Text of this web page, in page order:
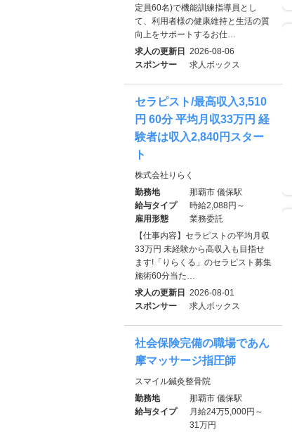
定員60名)で機能訓練指導員とし
て、利用者様の健康維持と生活の質
向上をサポートするお仕…
求人の更新日 2026-08-06
スポンサー
求人ボックス
セラピスト/最高収入3,510
円 60分 平均月収33万円 経
験者は収入2,840円スター
ト
株式会社りらく
勤務地
那覇市 儀保駅
給与タイプ
時給2,088円～
雇用形態
業務委託
【仕事内容】セラピストの平均月収
33万円 未経験から高収入も目指せ
ます!「りらくる」のセラピスト募集
施術60分当た…
求人の更新日 2026-08-01
スポンサー
求人ボックス
社会保険完備の職場であん
摩マッサージ指圧師
スマイル鍼灸整骨院
勤務地
那覇市 儀保駅
給与タイプ
月給24万5,000円～
31万円